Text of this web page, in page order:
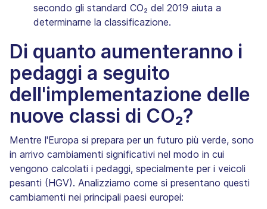
secondo gli standard CO₂ del 2019 aiuta a
determinarne la classificazione.
Di quanto aumenteranno i
pedaggi a seguito
dell'implementazione delle
nuove classi di CO₂?
Mentre l'Europa si prepara per un futuro più verde, sono
in arrivo cambiamenti significativi nel modo in cui
vengono calcolati i pedaggi, specialmente per i veicoli
pesanti (HGV). Analizziamo come si presentano questi
cambiamenti nei principali paesi europei: